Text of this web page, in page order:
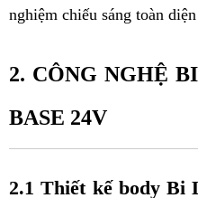
nghiệm chiếu sáng toàn
2. CÔNG NGHỆ
BASE 24V
2.1 Thiết kế body Bi